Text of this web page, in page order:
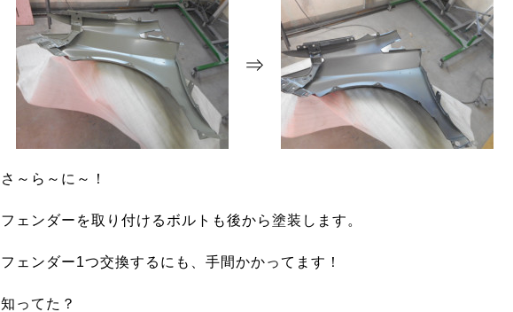
⇒
さ～ら～に～！
フェンダーを取り付けるボルトも後から塗装します。
フェンダー1つ交換するにも、手間かかってます！
知ってた？